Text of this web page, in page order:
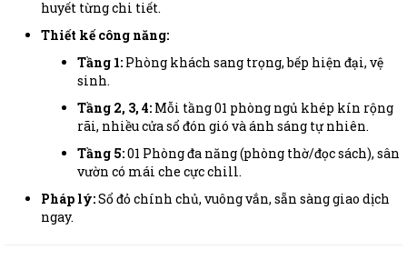
huyết từng chi tiết.
Thiết kế công năng:
Tầng 1: Phòng khách sang trọng, bếp hiện đại, vệ
sinh.
Tầng 2, 3, 4: Mỗi tầng 01 phòng ngủ khép kín rộng
rãi, nhiều cửa sổ đón gió và ánh sáng tự nhiên.
Tầng 5:01 Phòng đa năng (phòng thờ/đọc sách), sân
vườn có mái che cực chill.
Pháp lý:Sổ đỏ chính chủ, vuông vắn, sẵn sàng giao dịch
ngay.